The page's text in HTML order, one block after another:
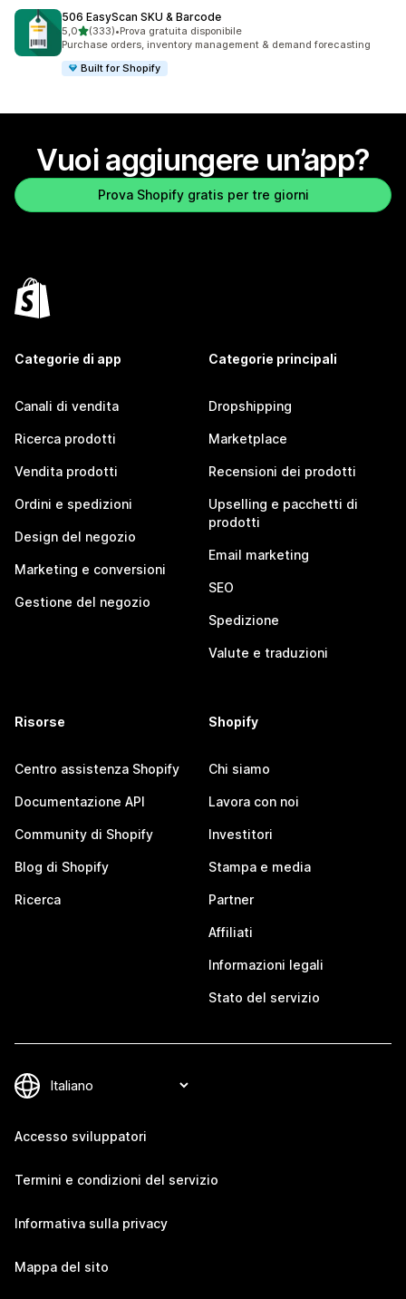
506 EasyScan SKU & Barcode
5,0stelle su 5
(333)
333 recensioni totali
•Prova gratuita disponibile
Purchase orders, inventory management & demand forecasting
Built for Shopify
Vuoi aggiungere un’app?
Prova Shopify gratis per tre giorni
Categorie di app
Canali di vendita
Ricerca prodotti
Vendita prodotti
Ordini e spedizioni
Design del negozio
Marketing e conversioni
Gestione del negozio
Categorie principali
Dropshipping
Marketplace
Recensioni dei prodotti
Upselling e pacchetti di
prodotti
Email marketing
SEO
Spedizione
Valute e traduzioni
Risorse
Centro assistenza Shopify
Documentazione API
Community di Shopify
Blog di Shopify
Ricerca
Shopify
Chi siamo
Lavora con noi
Investitori
Stampa e media
Partner
Affiliati
Informazioni legali
Stato del servizio
Accesso sviluppatori
Termini e condizioni del servizio
Informativa sulla privacy
Mappa del sito